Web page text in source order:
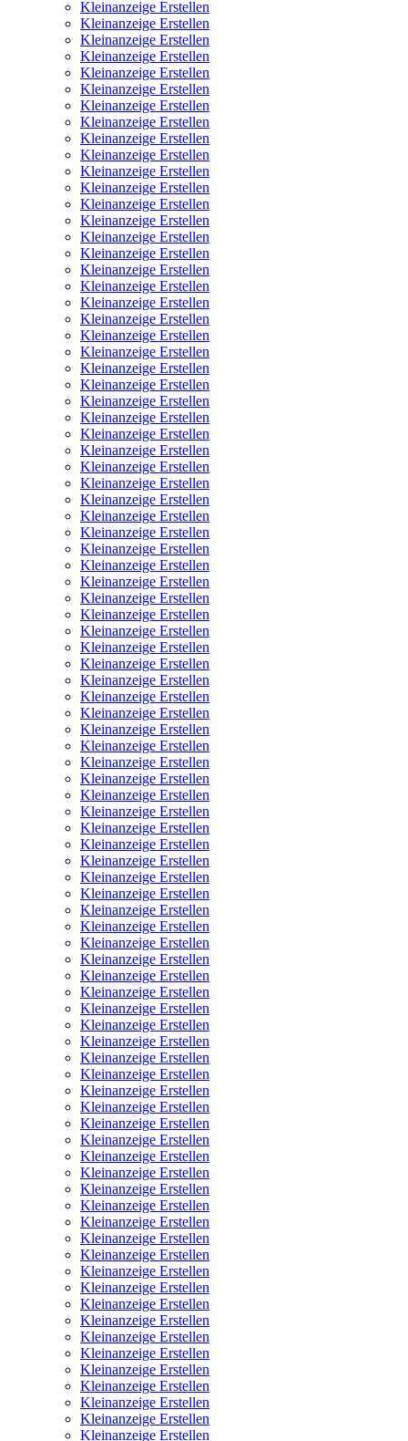
Kleinanzeige Erstellen
Kleinanzeige Erstellen
Kleinanzeige Erstellen
Kleinanzeige Erstellen
Kleinanzeige Erstellen
Kleinanzeige Erstellen
Kleinanzeige Erstellen
Kleinanzeige Erstellen
Kleinanzeige Erstellen
Kleinanzeige Erstellen
Kleinanzeige Erstellen
Kleinanzeige Erstellen
Kleinanzeige Erstellen
Kleinanzeige Erstellen
Kleinanzeige Erstellen
Kleinanzeige Erstellen
Kleinanzeige Erstellen
Kleinanzeige Erstellen
Kleinanzeige Erstellen
Kleinanzeige Erstellen
Kleinanzeige Erstellen
Kleinanzeige Erstellen
Kleinanzeige Erstellen
Kleinanzeige Erstellen
Kleinanzeige Erstellen
Kleinanzeige Erstellen
Kleinanzeige Erstellen
Kleinanzeige Erstellen
Kleinanzeige Erstellen
Kleinanzeige Erstellen
Kleinanzeige Erstellen
Kleinanzeige Erstellen
Kleinanzeige Erstellen
Kleinanzeige Erstellen
Kleinanzeige Erstellen
Kleinanzeige Erstellen
Kleinanzeige Erstellen
Kleinanzeige Erstellen
Kleinanzeige Erstellen
Kleinanzeige Erstellen
Kleinanzeige Erstellen
Kleinanzeige Erstellen
Kleinanzeige Erstellen
Kleinanzeige Erstellen
Kleinanzeige Erstellen
Kleinanzeige Erstellen
Kleinanzeige Erstellen
Kleinanzeige Erstellen
Kleinanzeige Erstellen
Kleinanzeige Erstellen
Kleinanzeige Erstellen
Kleinanzeige Erstellen
Kleinanzeige Erstellen
Kleinanzeige Erstellen
Kleinanzeige Erstellen
Kleinanzeige Erstellen
Kleinanzeige Erstellen
Kleinanzeige Erstellen
Kleinanzeige Erstellen
Kleinanzeige Erstellen
Kleinanzeige Erstellen
Kleinanzeige Erstellen
Kleinanzeige Erstellen
Kleinanzeige Erstellen
Kleinanzeige Erstellen
Kleinanzeige Erstellen
Kleinanzeige Erstellen
Kleinanzeige Erstellen
Kleinanzeige Erstellen
Kleinanzeige Erstellen
Kleinanzeige Erstellen
Kleinanzeige Erstellen
Kleinanzeige Erstellen
Kleinanzeige Erstellen
Kleinanzeige Erstellen
Kleinanzeige Erstellen
Kleinanzeige Erstellen
Kleinanzeige Erstellen
Kleinanzeige Erstellen
Kleinanzeige Erstellen
Kleinanzeige Erstellen
Kleinanzeige Erstellen
Kleinanzeige Erstellen
Kleinanzeige Erstellen
Kleinanzeige Erstellen
Kleinanzeige Erstellen
Kleinanzeige Erstellen
Kleinanzeige Erstellen